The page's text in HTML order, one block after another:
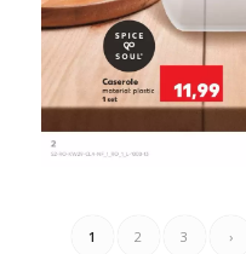
1 2 3 ›